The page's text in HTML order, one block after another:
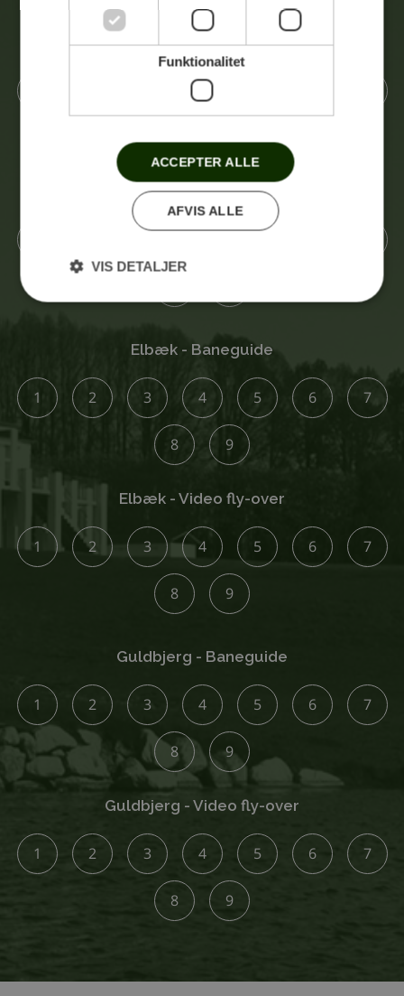
Brakør - Baneguide
8 9
Brakør - Video fly-over
Elbæk - Baneguide
1 2 3 4 5 6 7
8 9
Elbæk - Video fly-over
1 2 3 4 5 6 7
8 9
Guldbjerg - Baneguide
1 2 3 4 5 6 7
8 9
Guldbjerg - Video fly-over
1 2 3 4 5 6 7
8 9
Funktionalitet
ACCEPTER ALLE
AFVIS ALLE
VIS DETALJER